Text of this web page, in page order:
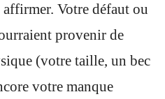
Votre défaut ou
provenir de
(votre taille, un bec
votre manque